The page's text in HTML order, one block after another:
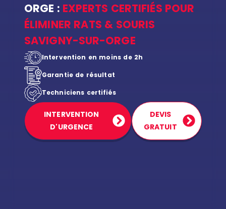
ORGE : EXPERTS CERTIFIÉS POUR
ÉLIMINER RATS & SOURIS
SAVIGNY-SUR-ORGE
Intervention en moins de 2h
Garantie de résultat
Techniciens certifiés
INTERVENTION
D'URGENCE
DEVIS
GRATUIT